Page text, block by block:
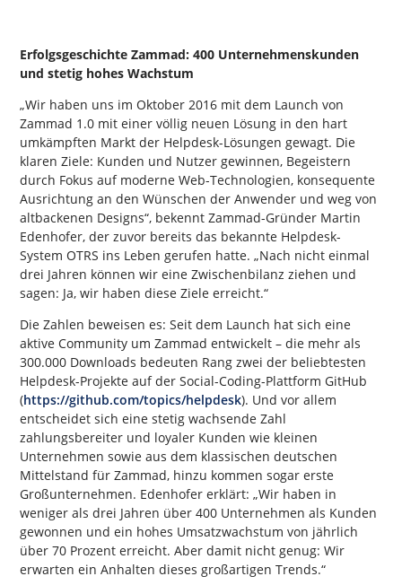
Erfolgsgeschichte Zammad: 400 Unternehmenskunden
und stetig hohes Wachstum
„Wir haben uns im Oktober 2016 mit dem Launch von
Zammad 1.0 mit einer völlig neuen Lösung in den hart
umkämpften Markt der Helpdesk-Lösungen gewagt. Die
klaren Ziele: Kunden und Nutzer gewinnen, Begeistern
durch Fokus auf moderne Web-Technologien, konsequente
Ausrichtung an den Wünschen der Anwender und weg von
altbackenen Designs“, bekennt Zammad-Gründer Martin
Edenhofer, der zuvor bereits das bekannte Helpdesk-
System OTRS ins Leben gerufen hatte. „Nach nicht einmal
drei Jahren können wir eine Zwischenbilanz ziehen und
sagen: Ja, wir haben diese Ziele erreicht.“
Die Zahlen beweisen es: Seit dem Launch hat sich eine
aktive Community um Zammad entwickelt – die mehr als
300.000 Downloads bedeuten Rang zwei der beliebtesten
Helpdesk-Projekte auf der Social-Coding-Plattform GitHub
(https://github.com/topics/helpdesk). Und vor allem
entscheidet sich eine stetig wachsende Zahl
zahlungsbereiter und loyaler Kunden wie kleinen
Unternehmen sowie aus dem klassischen deutschen
Mittelstand für Zammad, hinzu kommen sogar erste
Großunternehmen. Edenhofer erklärt: „Wir haben in
weniger als drei Jahren über 400 Unternehmen als Kunden
gewonnen und ein hohes Umsatzwachstum von jährlich
über 70 Prozent erreicht. Aber damit nicht genug: Wir
erwarten ein Anhalten dieses großartigen Trends.“